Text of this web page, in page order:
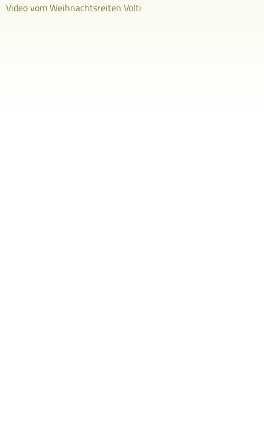
Video vom Weihnachtsreiten Volti